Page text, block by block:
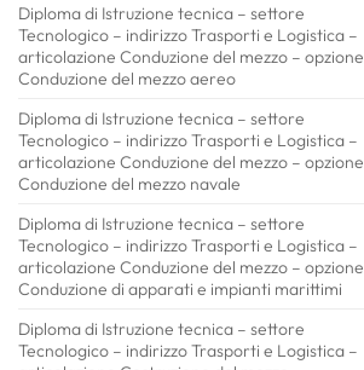
Diploma di Istruzione tecnica – settore
Tecnologico – indirizzo Trasporti e Logistica –
articolazione Conduzione del mezzo – opzione
Conduzione del mezzo aereo
Diploma di Istruzione tecnica – settore
Tecnologico – indirizzo Trasporti e Logistica –
articolazione Conduzione del mezzo – opzione
Conduzione del mezzo navale
Diploma di Istruzione tecnica – settore
Tecnologico – indirizzo Trasporti e Logistica –
articolazione Conduzione del mezzo – opzione
Conduzione di apparati e impianti marittimi
Diploma di Istruzione tecnica – settore
Tecnologico – indirizzo Trasporti e Logistica –